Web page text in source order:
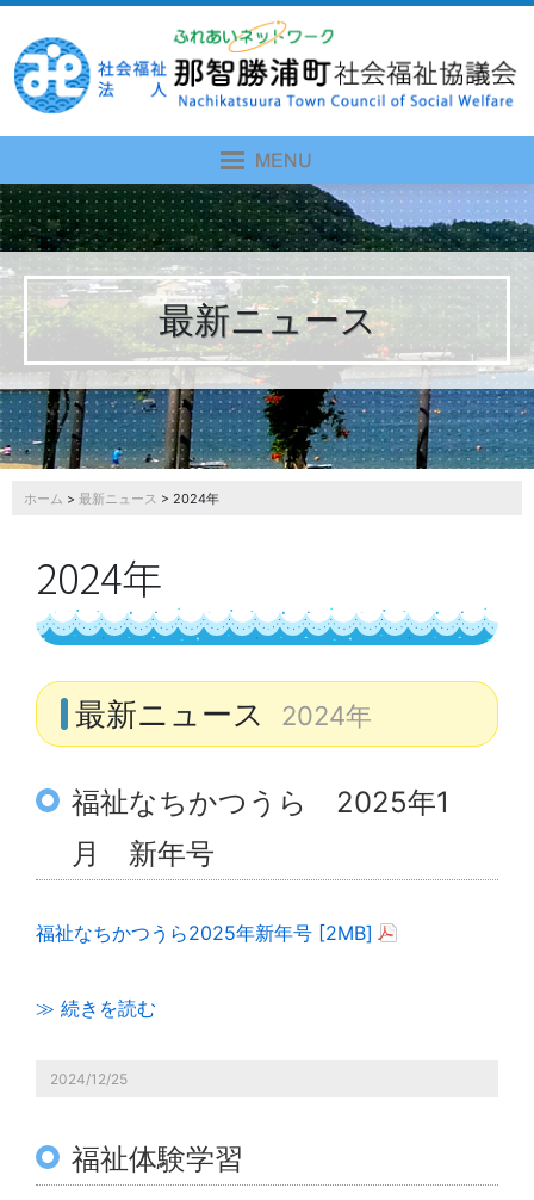
最新ニュース
ホーム > 最新ニュース > 2024年
2024年
最新ニュース 2024年
福祉なちかつうら 2025年1
月 新年号
福祉なちかつうら2025年新年号 [2MB]
≫ 続きを読む
2024/12/25
福祉体験学習